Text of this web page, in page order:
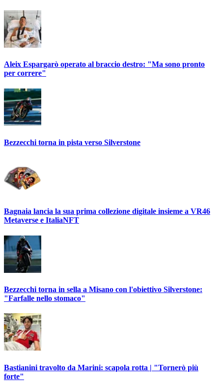
Aleix Espargarò operato al braccio destro: "Ma sono pronto
per correre"
Bezzecchi torna in pista verso Silverstone
Bagnaia lancia la sua prima collezione digitale insieme a VR46
Metaverse e ItaliaNFT
Bezzecchi torna in sella a Misano con l'obiettivo Silverstone:
"Farfalle nello stomaco"
Bastianini travolto da Marini: scapola rotta | "Tornerò più
forte"